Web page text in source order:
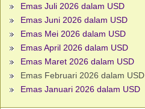
Emas Juli 2026 dalam USD
Emas Juni 2026 dalam USD
Emas Mei 2026 dalam USD
Emas April 2026 dalam USD
Emas Maret 2026 dalam USD
Emas Februari 2026 dalam USD
Emas Januari 2026 dalam USD